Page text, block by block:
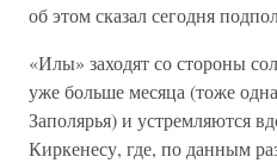
об этом сказал сегодня
«Илы» заходят со стороны
уже больше месяца (тоже
Заполярья) и устремляются
Киркенесу, где, по данным